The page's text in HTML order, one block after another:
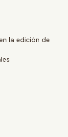
la edición de